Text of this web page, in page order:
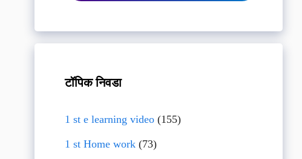
टॉपिक निवडा
1 st e learning video(155)
1 st Home work(73)